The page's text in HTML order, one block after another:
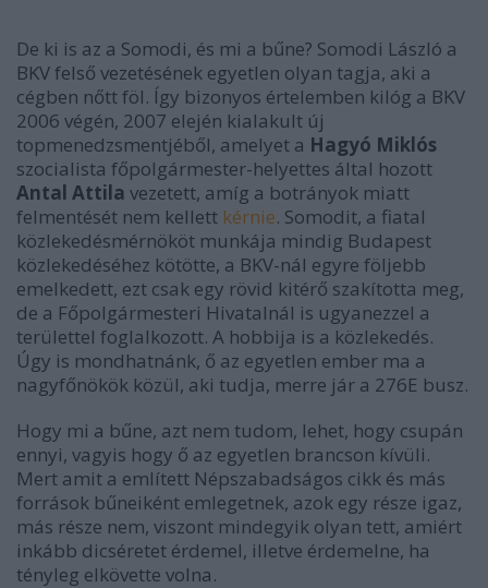
De ki is az a Somodi, és mi a bűne? Somodi László a
BKV felső vezetésének egyetlen olyan tagja, aki a
cégben nőtt föl. Így bizonyos értelemben kilóg a BKV
2006 végén, 2007 elején kialakult új
topmenedzsmentjéből, amelyet a Hagyó Miklós
szocialista főpolgármester-helyettes által hozott
Antal Attila vezetett, amíg a botrányok miatt
felmentését nem kellett kérnie. Somodit, a fiatal
közlekedésmérnököt munkája mindig Budapest
közlekedéséhez kötötte, a BKV-nál egyre följebb
emelkedett, ezt csak egy rövid kitérő szakította meg,
de a Főpolgármesteri Hivatalnál is ugyanezzel a
területtel foglalkozott. A hobbija is a közlekedés.
Úgy is mondhatnánk, ő az egyetlen ember ma a
nagyfőnökök közül, aki tudja, merre jár a 276E busz.
Hogy mi a bűne, azt nem tudom, lehet, hogy csupán
ennyi, vagyis hogy ő az egyetlen brancson kívüli.
Mert amit a említett Népszabadságos cikk és más
források bűneiként emlegetnek, azok egy része igaz,
más része nem, viszont mindegyik olyan tett, amiért
inkább dicséretet érdemel, illetve érdemelne, ha
tényleg elkövette volna.